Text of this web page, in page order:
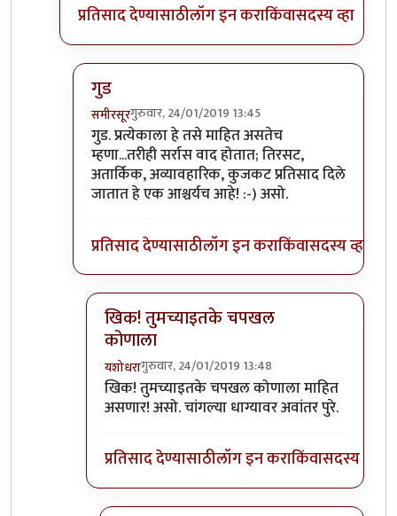
प्रतिसाद देण्यासाठीलॉग इन कराकिंवासदस्य व्हा
गुड
समीरसूरगुरुवार, 24/01/2019 13:45
In reply toनाही, हर एकाचे बोलणे मनावर
गुड. प्रत्येकाला हे तसे माहित असतेच
म्हणा...तरीही सर्रास वाद होतात; तिरसट,
अतार्किक, अव्यावहारिक, कुजकट प्रतिसाद दिले
जातात हे एक आश्चर्यच आहे! :-) असो.
प्रतिसाद देण्यासाठीलॉग इन कराकिंवासदस्य व्हा
खिक! तुमच्याइतके चपखल
कोणाला
यशोधरागुरुवार, 24/01/2019 13:48
In reply toगुडbyसमीरसूर
खिक! तुमच्याइतके चपखल कोणाला माहित
असणार! असो. चांगल्या धाग्यावर अवांतर पुरे.
प्रतिसाद देण्यासाठीलॉग इन कराकिंवासदस्य व्हा